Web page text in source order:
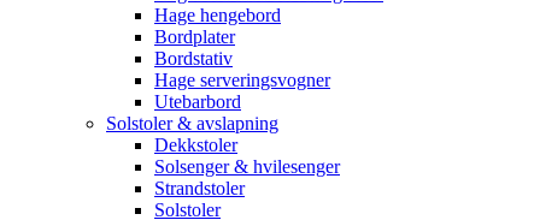
Hage hengebord
Bordplater
Bordstativ
Hage serveringsvogner
Utebarbord
Solstoler & avslapning
Dekkstoler
Solsenger & hvilesenger
Strandstoler
Solstoler